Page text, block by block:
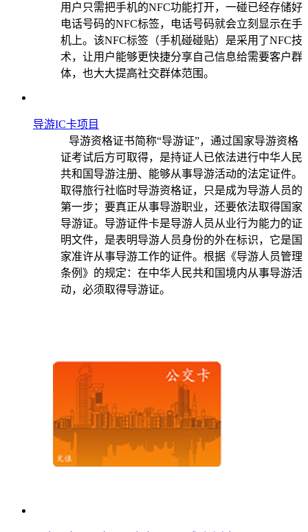
用户只需把手机的NFC功能打开，一碰已经存储好
电话号码的NFC标签，电话号码就会立刻显示在手
机上。该NFC标签（手机碰碰贴）是采用了NFC技
术，让用户能够更快捷分享自己信息给需要客户群
体，也大大提高社交群体范围。
导游IC卡项目
导游资格证书简称“导游证”，通过国家导游资格
证考试后方可取得，是持证人已依法进行中华人民
共和国导游注册、能够从事导游活动的法定证件。
取得旅行社临时导游资格证，只是成为导游人员的
第一步；要真正从事导游职业，还要依法取得国家
导游证。导游证件卡是导游人员从业行为能力的证
明文件，是表明导游人员身份的外在标识，它是国
家准许从事导游工作的证件。根据《导游人员管理
条例》的规定：在中华人民共和国境内从事导游活
动，必须取得导游证。